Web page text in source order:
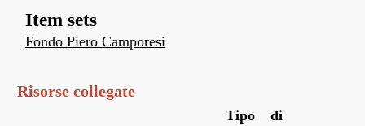
Item sets
Fondo Piero Camporesi
Risorse collegate
Tipo di